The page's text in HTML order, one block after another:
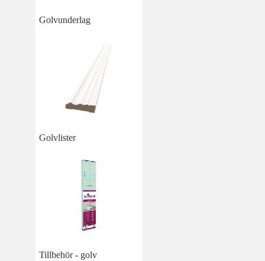
Golvunderlag
Golvlister
Tillbehör - golv